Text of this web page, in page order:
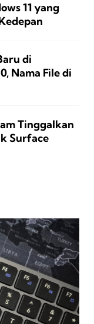
11 yang
di
Nama File di
Tinggalkan
Surface